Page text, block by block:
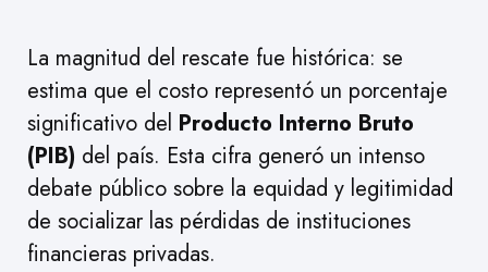
La magnitud del rescate fue histórica: se
estima que el costo representó un porcentaje
significativo del Producto Interno Bruto
(PIB) del país. Esta cifra generó un intenso
debate público sobre la equidad y legitimidad
de socializar las pérdidas de instituciones
financieras privadas.